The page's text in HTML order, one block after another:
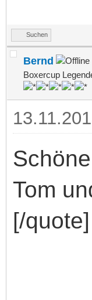
Suchen
Bernd
Boxercup
Tom
[/quote]